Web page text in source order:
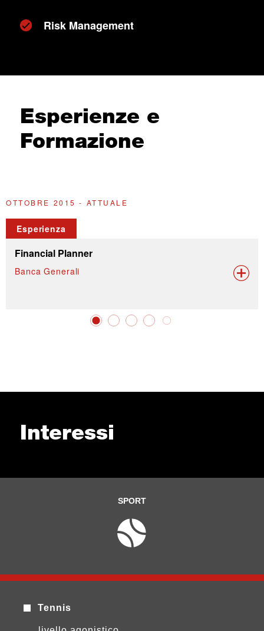
Risk Management
Esperienze e
Formazione
OTTOBRE 2015 - ATTUALE
Esperienza
Financial Planner
Banca Generali
Interessi
SPORT
Tennis